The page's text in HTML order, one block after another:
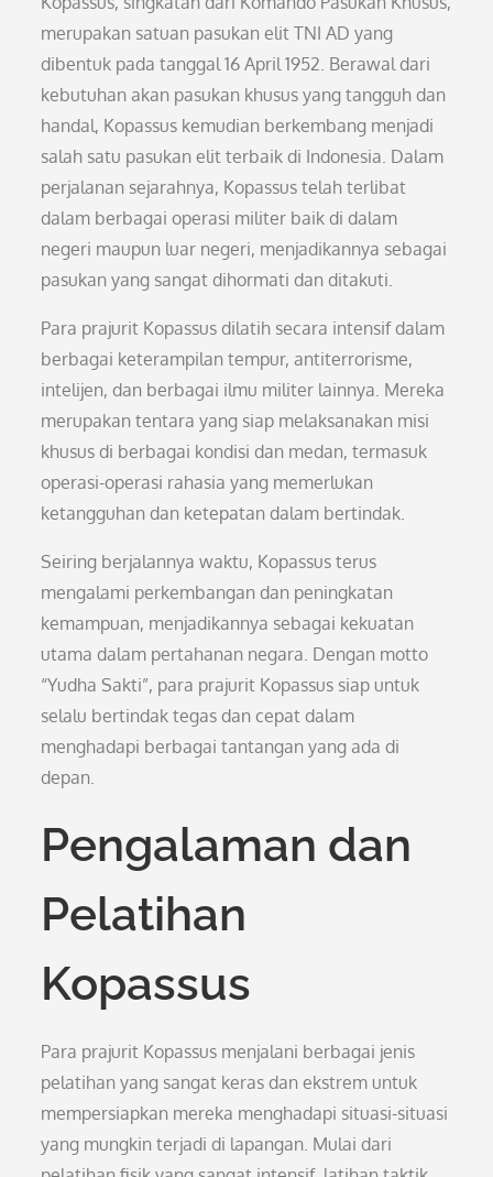
merupakan satuan pasukan elit TNI AD yang
dibentuk pada tanggal 16 April 1952. Berawal dari
kebutuhan akan pasukan khusus yang tangguh dan
handal, Kopassus kemudian berkembang menjadi
salah satu pasukan elit terbaik di Indonesia. Dalam
perjalanan sejarahnya, Kopassus telah terlibat
dalam berbagai operasi militer baik di dalam
negeri maupun luar negeri, menjadikannya sebagai
pasukan yang sangat dihormati dan ditakuti.
Para prajurit Kopassus dilatih secara intensif dalam
berbagai keterampilan tempur, antiterrorisme,
intelijen, dan berbagai ilmu militer lainnya. Mereka
merupakan tentara yang siap melaksanakan misi
khusus di berbagai kondisi dan medan, termasuk
operasi-operasi rahasia yang memerlukan
ketangguhan dan ketepatan dalam bertindak.
Seiring berjalannya waktu, Kopassus terus
mengalami perkembangan dan peningkatan
kemampuan, menjadikannya sebagai kekuatan
utama dalam pertahanan negara. Dengan motto
“Yudha Sakti”, para prajurit Kopassus siap untuk
selalu bertindak tegas dan cepat dalam
menghadapi berbagai tantangan yang ada di
depan.
Pengalaman dan
Pelatihan
Kopassus
Para prajurit Kopassus menjalani berbagai jenis
pelatihan yang sangat keras dan ekstrem untuk
mempersiapkan mereka menghadapi situasi-situasi
yang mungkin terjadi di lapangan. Mulai dari